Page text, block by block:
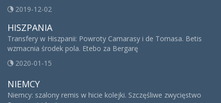
2019-12-02
HISZPANIA
Transfery w Hiszpanii: Powroty Camarasy i de Tomasa. Betis
wzmacnia środek pola. Etebo za Bergarę
2020-01-15
NIEMCY
Niemcy: szalony remis w hicie kolejki. Szczęśliwe zwycięstwo